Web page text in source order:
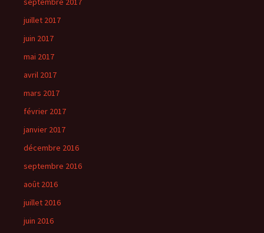
juillet 2017
juin 2017
mai 2017
avril 2017
mars 2017
février 2017
janvier 2017
décembre 2016
septembre 2016
août 2016
juillet 2016
juin 2016